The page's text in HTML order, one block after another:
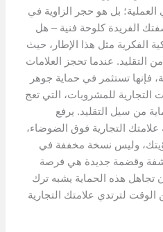
بل هو حجر الزاوية في
الفريدة كلوحة فنية – هل
الفكرية مثل هذا الإطار، حيث
عندما تحجز العلامات
فإنها تستثمر في حماية جوهر
التجارية للمشروبات، التي تعج
من سيل التقليد. يرفع
علامتك التجارية فوق الضوضاء،
وليس نسخة مخففة في
وقضمة جديدة هي فرصة
تجاهل هذه الحماية يشبه ترك
لترتدي علامتك التجارية